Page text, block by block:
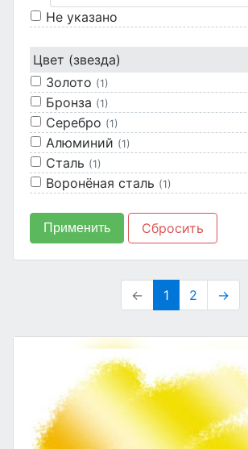
Не указано
Цвет (звезда)
Золото (1)
Бронза (1)
Серебро (1)
Алюминий (1)
Сталь (1)
Воронёная сталь (1)
Античная бронза(1)
Не указано(33)
Применить Сбросить
← 1 2 →